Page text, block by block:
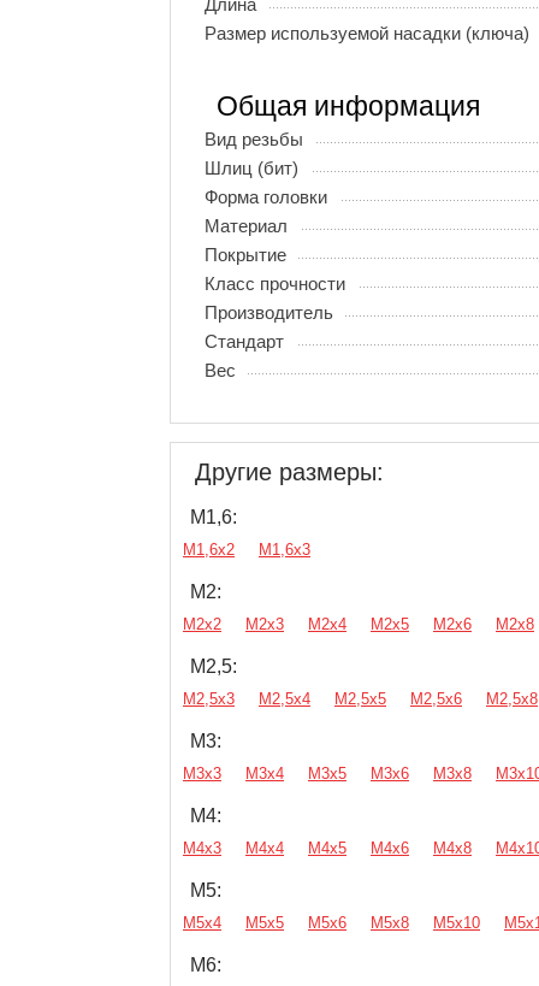
Размер используемой насадки (ключа)
Общая информация
Вид резьбы
Шлиц (бит)
Форма головки
Материал
Покрытие
Класс прочности
Производитель
Стандарт
Вес
Другие размеры:
М1,6:
М1,6х2 М1,6х3
М2:
М2х2 М2х3 М2х4 М2х5 М2х6 М2х8
М2,5:
М2,5х3 М2,5х4 М2,5х5 М2,5х6 М2,5х8
М3:
М3х3 М3х4 М3х5 М3х6 М3х8
М4:
М4х3 М4х4 М4х5 М4х6 М4х8
М5:
М5х4 М5х5 М5х6 М5х8 М5х10
М6: